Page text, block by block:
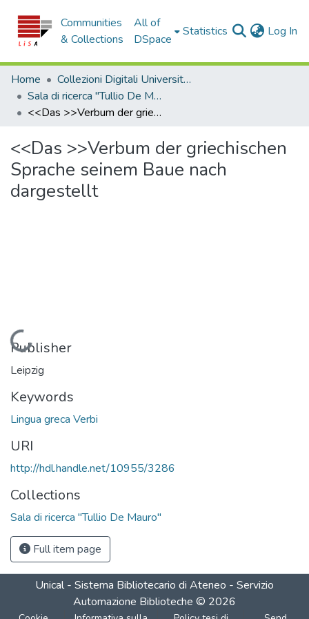
Communities
& Collections
All of
DSpace
Statistics Log In
Home
Collezioni Digitali Università della Calabria
Sala di ricerca "Tullio De Mauro"
<<Das >>Verbum der griechischen Sprache seinem Baue nach dargestellt
<<Das >>Verbum der griechischen
Sprache seinem Baue nach
dargestellt
Loading...
Publisher
Leipzig
Keywords
Lingua greca Verbi
URI
http://hdl.handle.net/10955/3286
Collections
Sala di ricerca "Tullio De Mauro"
Full item page
Unical - Sistema Bibliotecario di Ateneo - Servizio
Automazione Biblioteche © 2026